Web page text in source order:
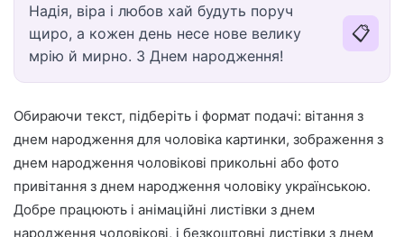
Надія, віра і любов хай будуть поруч
щиро, а кожен день несе нове велику
мрію й мирно. З Днем народження!
📋
Обираючи текст, підберіть і формат подачі: вітання з
днем народження для чоловіка картинки, зображення з
днем народження чоловікові прикольні або фото
привітання з днем народження чоловіку українською.
Добре працюють і анімаційні листівки з днем
народження чоловікові, і безкоштовні листівки з днем